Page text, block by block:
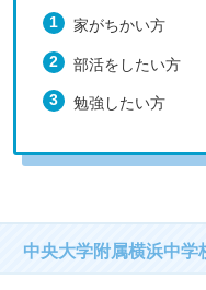
家がちかい方
部活をしたい方
勉強したい方
中央大学附属横浜中学